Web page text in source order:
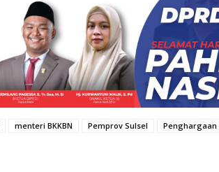
menteri BKKBN Pemprov Sulsel Penghargaan